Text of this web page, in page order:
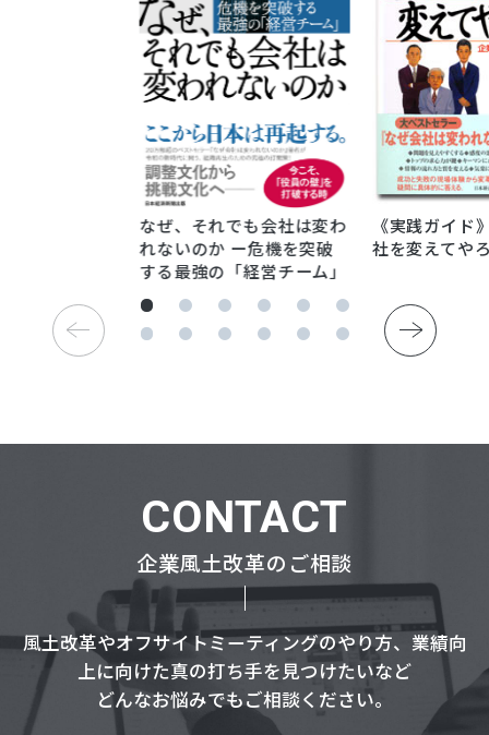
なぜ、それでも会社は変わ
れないのか ー危機を突破
する最強の「経営チーム」
《実践ガイド
社を変えてや
CONTACT
企業風土改革のご相談
風土改革やオフサイトミーティングのやり方、業績向
上に向けた真の打ち手を見つけたいなど
どんなお悩みでもご相談ください。